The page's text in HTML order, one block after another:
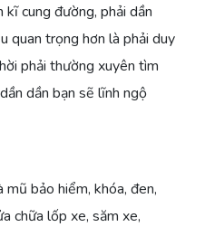
kĩ cung đường, phải dần
quan trọng hơn là phải duy
phải thường xuyên tìm
dần bạn sẽ lĩnh ngộ
bảo hiểm, khóa, đen,
chữa lốp xe, săm xe,